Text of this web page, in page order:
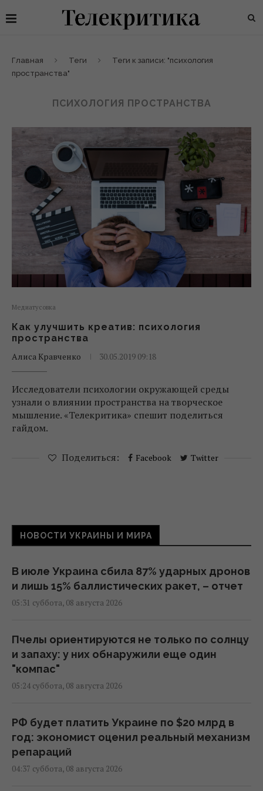
Главная Теги
Теги к записи: "психология
пространства"
ПСИХОЛОГИЯ ПРОСТРАНСТВА
Медиатусовка
Как улучшить креатив: психология
пространства
Алиса Кравченко
30.05.2019 09:18
Исследователи психологии окружающей среды
узнали о влиянии пространства на творческое
мышление. «‎Телекритика» спешит поделиться
гайдом.
Поделиться: Facebook Twitter
НОВОСТИ УКРАИНЫ И МИРА
В июле Украина сбила 87% ударных дронов
и лишь 15% баллистических ракет, – отчет
05:31 суббота, 08 августа 2026
Пчелы ориентируются не только по солнцу
и запаху: у них обнаружили еще один
"компас"
05:24 суббота, 08 августа 2026
РФ будет платить Украине по $20 млрд в
год: экономист оценил реальный механизм
репараций
04:37 суббота, 08 августа 2026